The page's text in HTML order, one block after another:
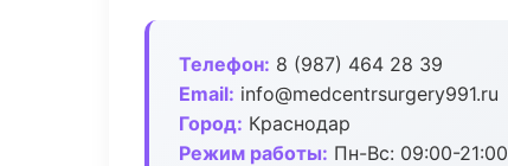
Телефон: 8 (987) 464 28 39
Email: info@medcentrsurgery991.ru
Город: Краснодар
Режим работы: Пн-Вс: 09:00-21:00